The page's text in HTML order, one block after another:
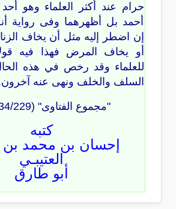
حرام عند أكثر العلماء وهو أحد
أحمد بل أظهرهما وفى رواية
إن اضطر إليه مثل أن يخاف
أو يخاف المرض فهذا فيه
للعلماء وقد رخص في هذه
السلف والخلف ونهى عنه آخرون.
"مجموع الفتاوى" (34/229-231)
كتبه
إحسان بن محمد
العتيبـي
أبو طارق